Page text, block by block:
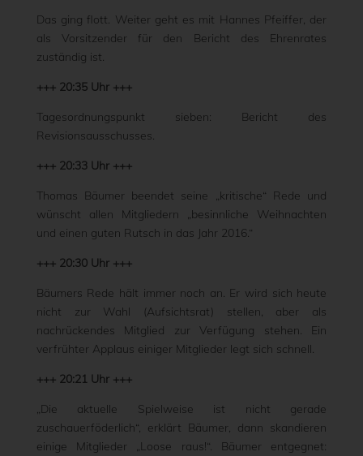
Das ging flott. Weiter geht es mit Hannes Pfeiffer, der
als Vorsitzender für den Bericht des Ehrenrates
zuständig ist.
+++ 20:35 Uhr +++
Tagesordnungspunkt sieben: Bericht des
Revisionsausschusses.
+++ 20:33 Uhr +++
Thomas Bäumer beendet seine „kritische“ Rede und
wünscht allen Mitgliedern „besinnliche Weihnachten
und einen guten Rutsch in das Jahr 2016.“
+++ 20:30 Uhr +++
Bäumers Rede hält immer noch an. Er wird sich heute
nicht zur Wahl (Aufsichtsrat) stellen, aber als
nachrückendes Mitglied zur Verfügung stehen. Ein
verfrühter Applaus einiger Mitglieder legt sich schnell.
+++ 20:21 Uhr +++
„Die aktuelle Spielweise ist nicht gerade
zuschauerföderlich“, erklärt Bäumer, dann skandieren
einige Mitglieder „Loose raus!“. Bäumer entgegnet: